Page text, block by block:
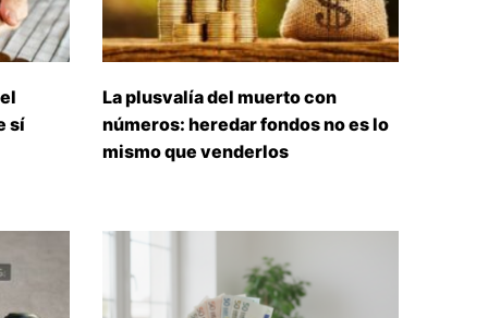
sí
La plusvalía del muerto con
números: heredar fondos no es lo
mismo que venderlos